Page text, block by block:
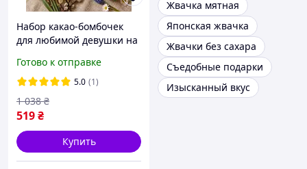
Набор какао-бомбочек
для любимой девушки на
любовь" S Съедобные
чашечки и какао-
бомбочки
Готово к отправке
5.0 (1)
519₴
1 038 ₴
Купить
Жвачка мятная
Японская жвачка
Жвачки без сахара
Съедобные подарки
Изысканный вкус